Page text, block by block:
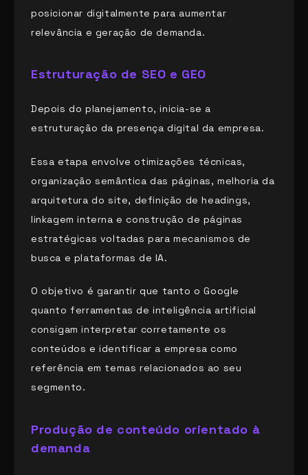
posicionar digitalmente para aumentar
relevância e geração de demanda.
Estruturação de SEO e GEO
Depois do planejamento, inicia-se a
estruturação da presença digital da empresa.
Essa etapa envolve otimizações técnicas,
organização semântica das páginas, melhoria da
arquitetura do site, definição de headings,
linkagem interna e construção de páginas
estratégicas voltadas para mecanismos de
busca e plataformas de IA.
O objetivo é garantir que tanto o Google
quanto ferramentas de inteligência artificial
consigam interpretar corretamente os
conteúdos e identificar a empresa como
referência em temas relacionados ao seu
segmento.
Produção de conteúdo orientado à
demanda